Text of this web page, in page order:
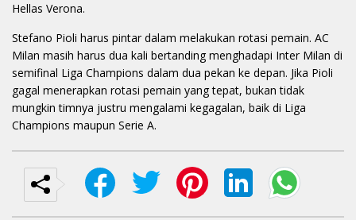
Hellas Verona.
Stefano Pioli harus pintar dalam melakukan rotasi pemain. AC
Milan masih harus dua kali bertanding menghadapi Inter Milan di
semifinal Liga Champions dalam dua pekan ke depan. Jika Pioli
gagal menerapkan rotasi pemain yang tepat, bukan tidak
mungkin timnya justru mengalami kegagalan, baik di Liga
Champions maupun Serie A.